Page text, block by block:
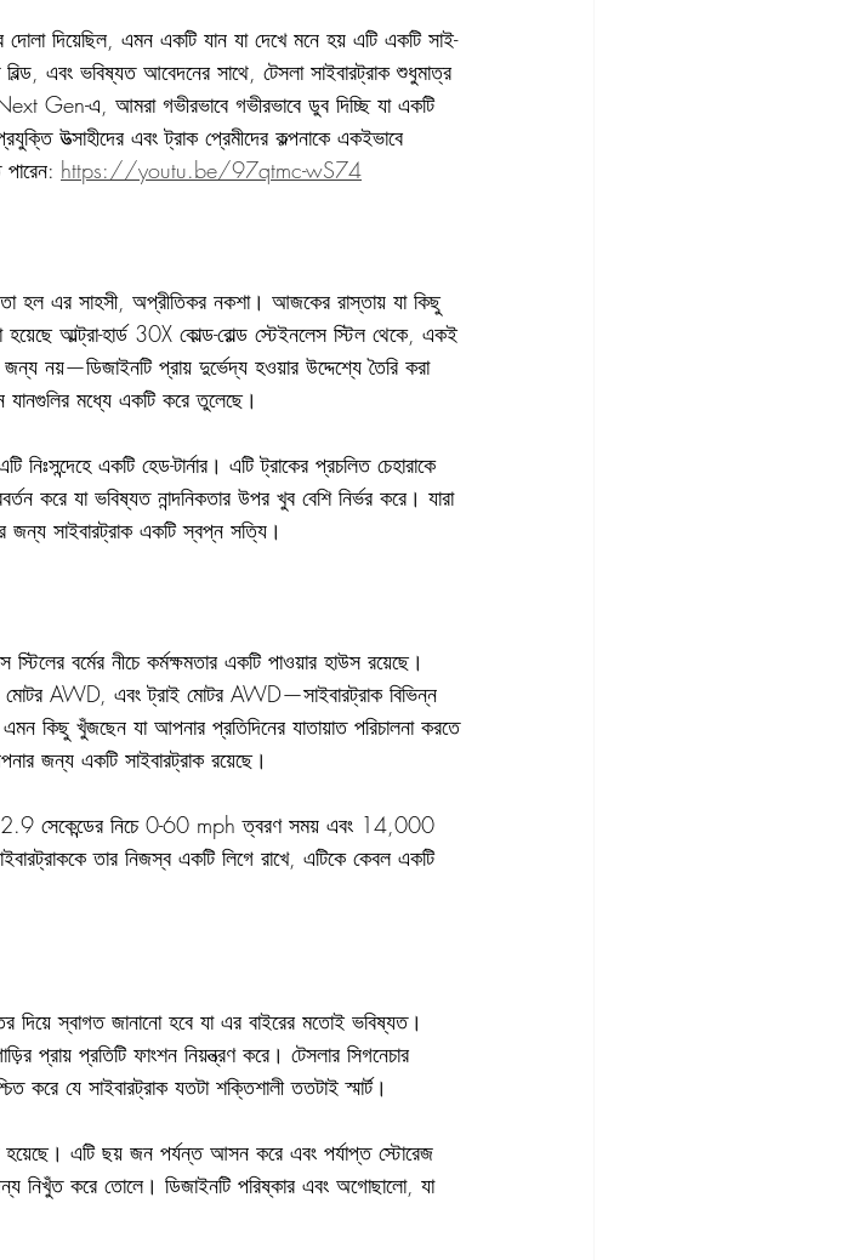
দোলা দিয়েছিল, এমন একটি যান যা দেখে মনে হয় এটি একটি সাই-
এবং ভবিষ্যত আবেদনের সাথে, টেসলা সাইবারট্রাক শুধুমাত্র
Gen-এ, আমরা গভীরভাবে গভীরভাবে ডুব দিচ্ছি যা একটি
উত্সাহীদের এবং ট্রাক প্রেমীদের কল্পনাকে একইভাবে
https://youtu.be/97qtmc-wS74
হল এর সাহসী, অপ্রীতিকর নকশা। আজকের রাস্তায় যা কিছু
আল্ট্রা-হার্ড 30X কোল্ড-রোল্ড স্টেইনলেস স্টিল থেকে, একই
নয়—ডিজাইনটি প্রায় দুর্ভেদ্য হওয়ার উদ্দেশ্যে তৈরি করা
যানগুলির মধ্যে একটি করে তুলেছে।
একটি হেড-টার্নার। এটি ট্রাকের প্রচলিত চেহারাকে
করে যা ভবিষ্যত নান্দনিকতার উপর খুব বেশি নির্ভর করে। যারা
জন্য সাইবারট্রাক একটি স্বপ্ন সত্যি।
বর্মের নীচে কর্মক্ষমতার একটি পাওয়ার হাউস রয়েছে।
মোটর AWD, এবং ট্রাই মোটর AWD—সাইবারট্রাক বিভিন্ন
কিছু খুঁজছেন যা আপনার প্রতিদিনের যাতায়াত পরিচালনা করতে
জন্য একটি সাইবারট্রাক রয়েছে।
2.9 সেকেন্ডের নিচে 0-60 mph ত্বরণ সময় এবং 14,000
তার নিজস্ব একটি লিগে রাখে, এটিকে কেবল একটি
স্বাগত জানানো হবে যা এর বাইরের মতোই ভবিষ্যত।
প্রায় প্রতিটি ফাংশন নিয়ন্ত্রণ করে। টেসলার সিগনেচার
করে যে সাইবারট্রাক যতটা শক্তিশালী ততটাই স্মার্ট।
হয়েছে। এটি ছয় জন পর্যন্ত আসন করে এবং পর্যাপ্ত স্টোরেজ
নিখুঁত করে তোলে। ডিজাইনটি পরিষ্কার এবং অগোছালো, যা